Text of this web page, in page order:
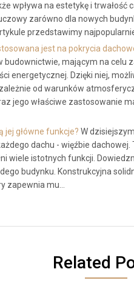
wpływa na estetykę i trwałość
zarówno dla nowych
przedstawimy
jest na pokrycia
budownictwie, mającym na celu
energetycznej. Dzięki niej,
od warunków
jego właściwe zastosowanie
jej główne funkcje? W
dachu - więźbie
wiele istotnych funkcji.
budynku. Konstrukcyjna
zapewnia mu…
Related